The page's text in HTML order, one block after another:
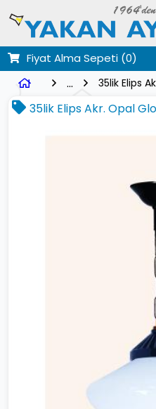
Fiyat Alma Sepeti (0)
...
35lik Elips
35lik Elips Akr. Opal